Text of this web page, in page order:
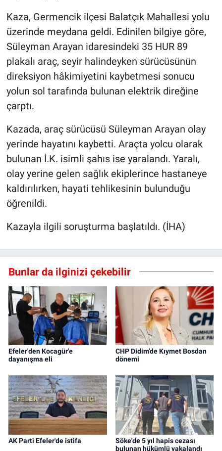
Kaza, Germencik ilçesi Balatçık Mahallesi yolu
üzerinde meydana geldi. Edinilen bilgiye göre,
Süleyman Arayan idaresindeki 35 HUR 89
plakalı araç, seyir halindeyken sürücüsünün
direksiyon hâkimiyetini kaybetmesi sonucu
yolun sol tarafında bulunan elektrik direğine
çarptı.
Kazada, araç sürücüsü Süleyman Arayan olay
yerinde hayatını kaybetti. Araçta yolcu olarak
bulunan İ.K. isimli şahıs ise yaralandı. Yaralı,
olay yerine gelen sağlık ekiplerince hastaneye
kaldırılırken, hayati tehlikesinin bulunduğu
öğrenildi.
Kazayla ilgili soruşturma başlatıldı. (İHA)
Bunlar da ilginizi çekebilir
Efeler'den Kocagür'e
dayanışma eli
CHP Didim’de Kıymet Bosdan
dönemi
AK Parti Efeler'de istifa
Söke'de 5 yıl hapis cezası
bulunan hükümlü yakalandı